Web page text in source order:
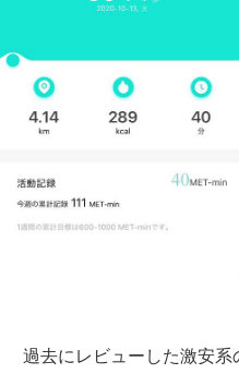
過去にレビューした激安